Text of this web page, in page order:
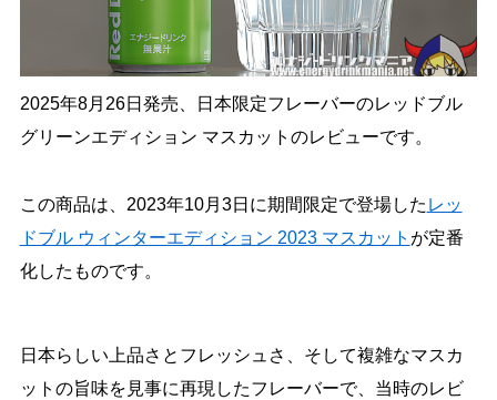
2025年8月26日発売、日本限定フレーバーのレッドブル
グリーンエディション マスカットのレビューです。
この商品は、2023年10月3日に期間限定で登場した レッ
ドブル ウィンターエディション 2023 マスカット が定番
化したものです。
日本らしい上品さとフレッシュさ、そして複雑なマスカ
ットの旨味を見事に再現したフレーバーで、当時のレビ